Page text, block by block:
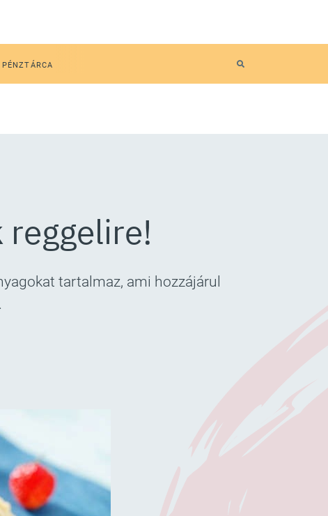
PÉNZTÁRCA
reggelire!
tartalmaz, ami hozzájárul